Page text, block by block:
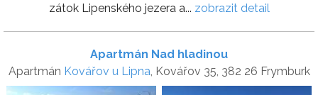
zátok Lipenského jezera a... zobrazit detail
Apartmán Nad hladinou
Apartmán Kovářov u Lipna, Kovářov 35, 382 26 Frymburk